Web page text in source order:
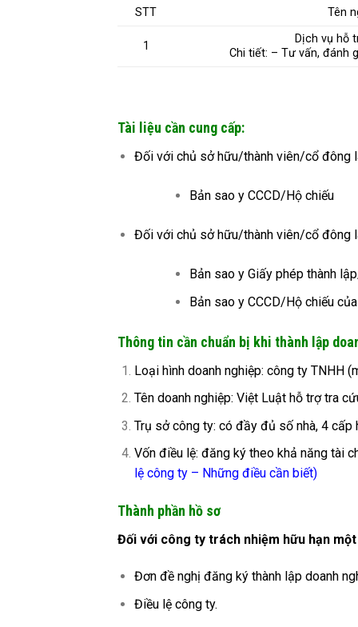
STT Tên
1
Dịch vụ hỗ
Chi tiết: – Tư vấn, đánh
Tài liệu cần cung cấp:
Đối với chủ sở hữu/thành viên/cổ đông
Bản sao y CCCD/Hộ chiếu
Đối với chủ sở hữu/thành viên/cổ đông
Bản sao y Giấy phép thành
Bản sao y CCCD/Hộ chiếu
Thông tin cần chuẩn bị khi thành lập
Loại hình doanh nghiệp: công ty TNHH
Tên doanh nghiệp: Việt Luật hỗ trợ tra
Trụ sở công ty: có đầy đủ số nhà, 4
Vốn điều lệ: đăng ký theo khả năng tài
lệ công ty – Những điều cần biết)
Thành phần hồ sơ
Đối với công ty trách nhiệm hữu hạn
Đơn đề nghị đăng ký thành lập doanh
Điều lệ công ty.